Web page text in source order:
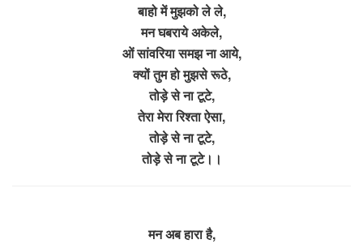
बाहो में मुझको ले ले,
मन घबराये अकेले,
ओं सांवरिया समझ ना आये,
क्यों तुम हो मुझसे रूठे,
तोड़े से ना टूटे,
तेरा मेरा रिश्ता ऐसा,
तोड़े से ना टूटे,
तोड़े से ना टूटे।।
मन अब हारा है,